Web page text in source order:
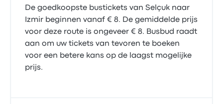
De goedkoopste bustickets van Selçuk naar
Izmir beginnen vanaf € 8. De gemiddelde prijs
voor deze route is ongeveer € 8. Busbud raadt
aan om uw tickets van tevoren te boeken
voor een betere kans op de laagst mogelijke
prijs.